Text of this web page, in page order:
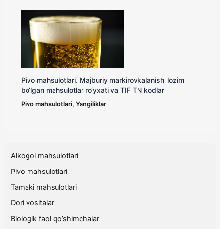
Pivo mahsulotlari. Majburiy markirovkalanishi lozim
bo‘lgan mahsulotlar ro‘yxati va TIF TN kodlari
Pivo mahsulotlari, Yangiliklar
Alkogol mahsulotlari
Pivo mahsulotlari
Tamaki mahsulotlari
Dori vositalari
Biologik faol qo’shimchalar